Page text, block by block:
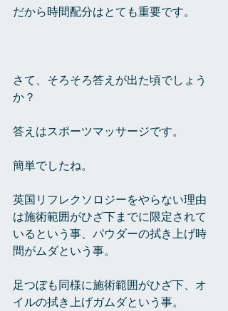
だから時間配分はとても重要です。
さて、そろそろ答えが出た頃でしょう
か？
答えはスポーツマッサージです。
簡単でしたね。
英国リフレクソロジーをやらない理由
は施術範囲がひざ下までに限定されて
いるという事、パウダーの拭き上げ時
間がムダという事。
足つぼも同様に施術範囲がひざ下、オ
イルの拭き上げガムダという事。